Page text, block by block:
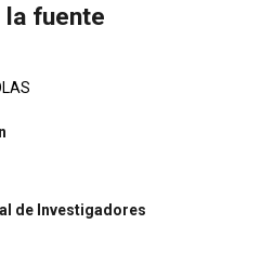
fuente
de Investigadores